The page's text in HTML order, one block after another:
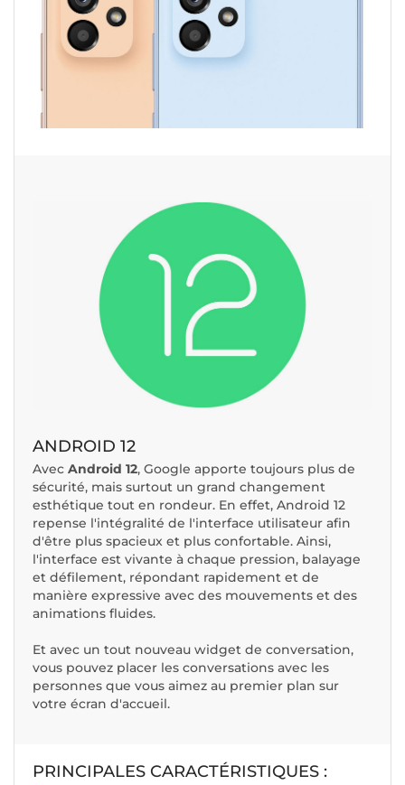
ANDROID 12
Avec Android 12, Google apporte toujours plus de
sécurité, mais surtout un grand changement
esthétique tout en rondeur. En effet, Android 12
repense l'intégralité de l'interface utilisateur afin
d'être plus spacieux et plus confortable. Ainsi,
l'interface est vivante à chaque pression, balayage
et défilement, répondant rapidement et de
manière expressive avec des mouvements et des
animations fluides.
Et avec un tout nouveau widget de conversation,
vous pouvez placer les conversations avec les
personnes que vous aimez au premier plan sur
votre écran d'accueil.
PRINCIPALES CARACTÉRISTIQUES :